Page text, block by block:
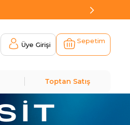
Üye Girişi Sepetim
Toptan Satış